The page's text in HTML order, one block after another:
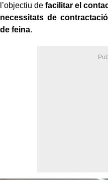
l’objectiu defacilitar el
necessitats de
de feina.